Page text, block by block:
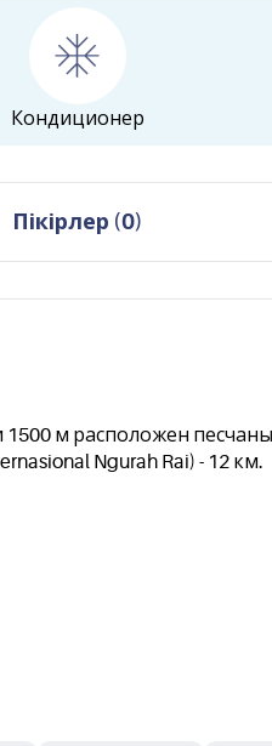
Кондиционер
Пікірлер (0)
м расположен
Ngurah Rai) - 12 км.